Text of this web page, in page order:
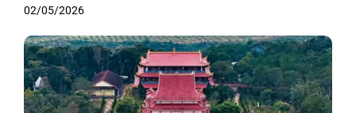
02/05/2026